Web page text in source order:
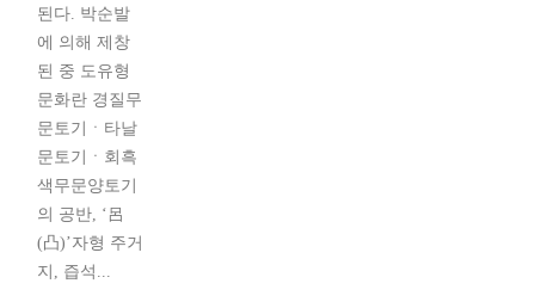
된다. 박순발
에 의해 제창
된 중 도유형
문화란 경질무
문토기ㆍ타날
문토기ㆍ회흑
색무문양토기
의 공반, ‘呂
(凸)’자형 주거
지, 즙석...